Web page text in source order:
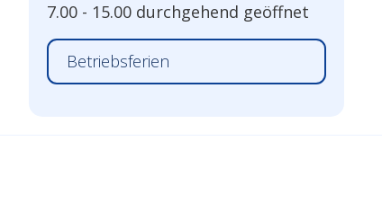
7.00 - 15.00 durchgehend geöffnet
Betriebsferien